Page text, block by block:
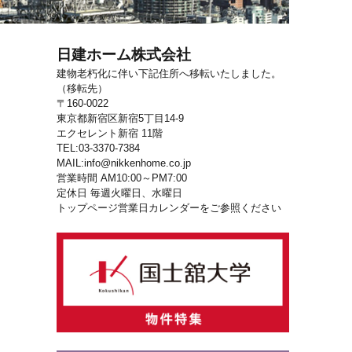
日建ホーム株式会社
建物老朽化に伴い下記住所へ移転いたしました。
（移転先）
〒160-0022
東京都新宿区新宿5丁目14-9
エクセレント新宿 11階
TEL:03-3370-7384
MAIL:info@nikkenhome.co.jp
営業時間 AM10:00～PM7:00
定休日 毎週火曜日、水曜日
トップページ営業日カレンダーをご参照ください